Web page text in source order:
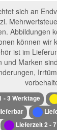
sich an
Abbildungen
können wir
ist im
und Marken
- 3 Werktage
Lieferzeit 2 -